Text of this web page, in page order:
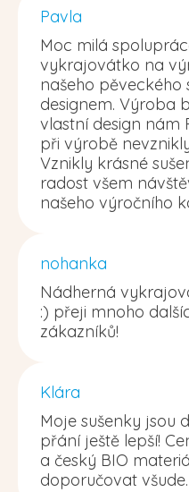
Pavla
Moc milá
vykrajovátko na
našeho pěveckého
designem. Výroba
vlastní design nám
při výrobě
Vznikly krásné
radost všem
našeho výročního
nohanka
Nádherná
:) přeji mnoho
zákazníků!
Klára
Moje sušenky jsou
přání ještě lepší!
a český BIO
doporučovat všude.